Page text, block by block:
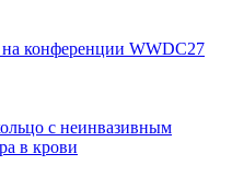
конференции WWDC27
с неинвазивным
в крови